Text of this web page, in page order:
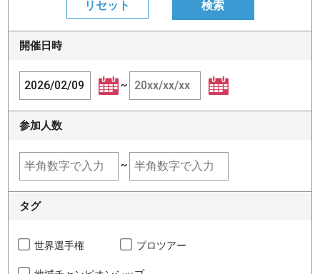
開催日時
~
参加人数
~
タグ
世界選手権 プロツアー